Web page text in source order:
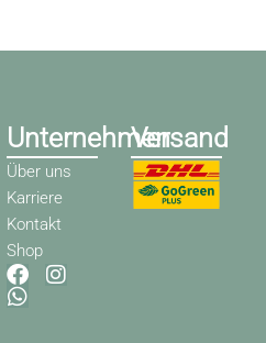
Unternehmen
Über uns
Karriere
Kontakt
Shop
F
a
I
W
h
Versand